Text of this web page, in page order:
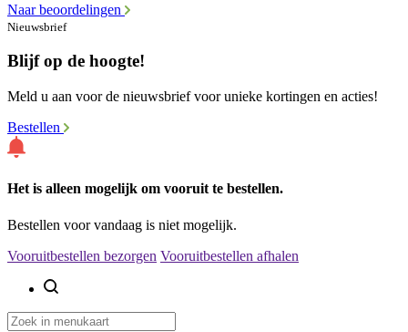
Naar beoordelingen
Nieuwsbrief
Blijf op de hoogte!
Meld u aan voor de nieuwsbrief voor unieke kortingen en acties!
Bestellen
Het is alleen mogelijk om vooruit te bestellen.
Bestellen voor vandaag is niet mogelijk.
Vooruitbestellen bezorgen Vooruitbestellen afhalen